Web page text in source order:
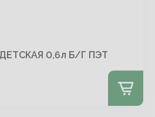
0,6л Б/Г ПЭТ